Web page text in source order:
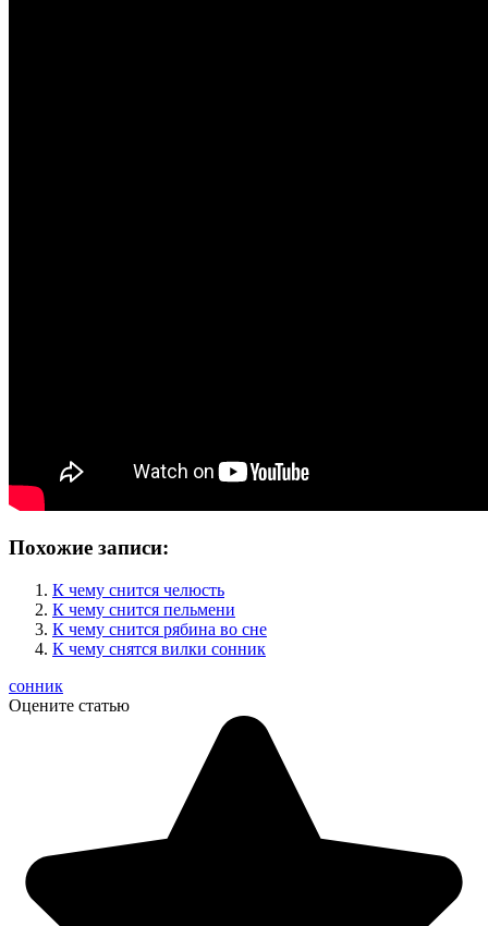
Похожие записи:
К чему снится челюсть
К чему снится пельмени
К чему снится рябина во сне
К чему снятся вилки сонник
сонник
Оцените статью